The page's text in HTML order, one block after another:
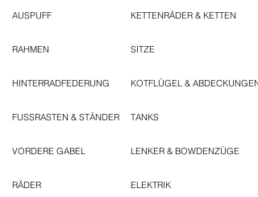
AUSPUFF
RAHMEN
HINTERRADFEDERUNG
FUSSRASTEN & STÄNDER
VORDERE GABEL
RÄDER
KETTENRÄDER & KETTEN
SITZE
KOTFLÜGEL & ABDECKUNGEN
TANKS
LENKER & BOWDENZÜGE
ELEKTRIK